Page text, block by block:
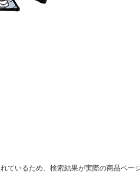
ているため、検索結果が実際の商品ペ